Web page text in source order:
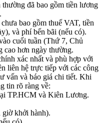
thường đã bao gồm tiền lương
bao gồm thuế VAT, tiền
và phí bến bãi (nếu có).
cuối tuần (Thứ 7, Chủ
cao hơn ngày thường.
xác nhất và phù hợp với
liên hệ trực tiếp với các công
vấn và báo giá chi tiết. Khi
tin rõ ràng về:
TP.HCM và Kiên Lương.
giờ khởi hành).